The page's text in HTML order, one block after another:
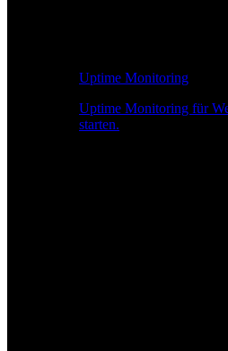
Uptime Monitoring
Uptime Monitoring für
starten.